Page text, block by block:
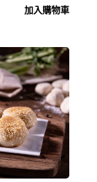
加入購物車